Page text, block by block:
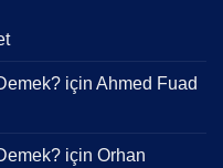
için Ahmed Fuad
için Orhan